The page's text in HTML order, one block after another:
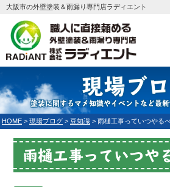
大阪市の外壁塗装＆雨漏り専門店ラディエント
現場ブ
塗装に関するマメ知識やイベントなど最
HOME > 現場ブログ > 豆知識 > 雨樋工事っていつやる
雨樋工事っていつや